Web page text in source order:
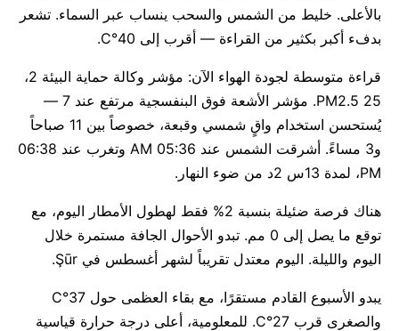
بالأعلى. خليط من الشمس والسحب ينساب عبر السماء. تشعر
بدفء أكبر بكثير من القراءة — أقرب إلى 40°C.
قراءة متوسطة لجودة الهواء الآن: مؤشر وكالة حماية البيئة 2،
PM2.5 25. مؤشر الأشعة فوق البنفسجية مرتفع عند 7 —
يُستحسن استخدام واقٍ شمسي وقبعة، خصوصاً بين 11 صباحاً
و3 مساءً. أشرقت الشمس عند 05:36 AM وتغرب عند 06:38
PM، لمدة 13س 2د من ضوء النهار.
هناك فرصة ضئيلة بنسبة 2% فقط لهطول الأمطار اليوم، مع
توقع ما يصل إلى 0 مم. تبدو الأحوال الجافة مستمرة خلال
اليوم والليلة. اليوم معتدل تقريباً لشهر أغسطس في Şūr.
يبدو الأسبوع القادم مستقرًا، مع بقاء العظمى حول 37°C
والصغرى قرب 27°C. للمعلومية، أعلى درجة حرارة قياسية